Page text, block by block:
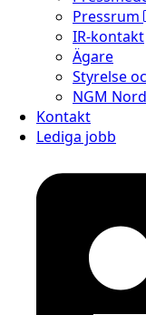
Pressrum
IR-kontakt
Ägare
Styrelse
NGM
Kontakt
Lediga jobb